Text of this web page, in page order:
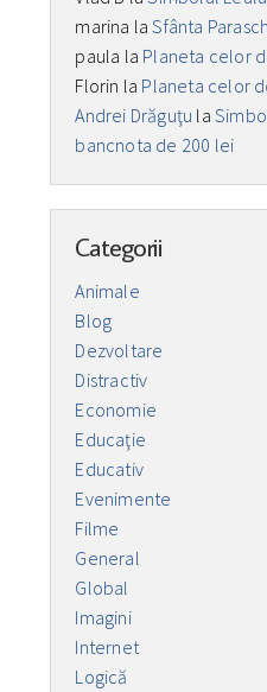
marina laSfânta
paula la Planeta celor
Florin la Planeta celor
Andrei Drăguţu la
bancnota de 200 lei
Categorii
Animale
Blog
Dezvoltare
Distractiv
Economie
Educaţie
Educativ
Evenimente
Filme
General
Global
Imagini
Internet
Logică